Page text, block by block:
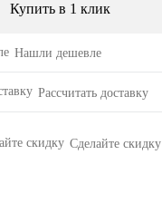
Купить в 1 клик
Нашли дешевле
Рассчитать доставку
Сделайте скидку